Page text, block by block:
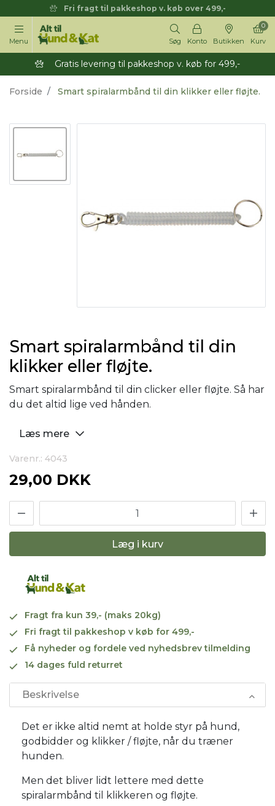
Fri fragt til pakkeshop v. køb over 499,-
Menu Søg Konto Butikken Kurv
0
Gratis levering til pakkeshop v. køb for 499,-
Forside Smart spiralarmbånd til din klikker eller fløjte.
Smart spiralarmbånd til din
klikker eller fløjte.
Smart spiralarmbånd til din clicker eller fløjte. Så har
du det altid lige ved hånden.
Læs mere
Varenr.: 4043
29,00 DKK
Læg i kurv
Fragt fra kun 39,- (maks 20kg)
Fri fragt til pakkeshop v køb for 499,-
Få nyheder og fordele ved nyhedsbrev tilmelding
14 dages fuld returret
Beskrivelse
Det er ikke altid nemt at holde styr på hund,
godbidder og klikker / fløjte, når du træner
hunden.
Men det bliver lidt lettere med dette
spiralarmbånd til klikkeren og fløjte.